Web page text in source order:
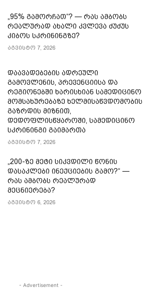
„95% გამორჩათ“? — რას ამბობს
რეალურად ახალი კვლევა ძუძუს
კიბოს სკრინინგზე?
აგვისტო 7, 2026
დაავადებების ადრეული
გამოვლენის, პრევენციისა და
რეგიონებში ხარისხიან სამედიცინო
მომსახურებაზე ხელმისაწვდომობის
გაზრდის მიზნით,
დედოფლისწყაროში, სამედიცინო
სკრინინგი გაიმართა
აგვისტო 7, 2026
„200-ზე მეტი სიკვდილი წონის
დასაკლები ინექციების გამო?“ —
რას ამბობს რეალურად
მეცნიერება?
აგვისტო 6, 2026
- Advertisement -